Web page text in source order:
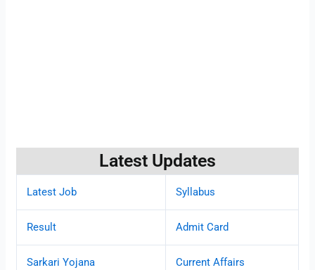
Latest Updates
Latest Job Syllabus
Result Admit Card
Sarkari Yojana Current Affairs